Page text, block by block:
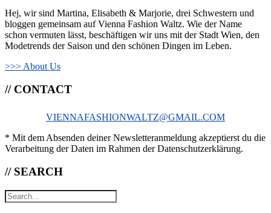
Hej, wir sind Martina, Elisabeth & Marjorie, drei Schwestern und
bloggen gemeinsam auf Vienna Fashion Waltz. Wie der Name
schon vermuten lässt, beschäftigen wir uns mit der Stadt Wien, den
Modetrends der Saison und den schönen Dingen im Leben.
>>> About Us
// CONTACT
VIENNAFASHIONWALTZ@GMAIL.COM
* Mit dem Absenden deiner Newsletteranmeldung akzeptierst du die
Verarbeitung der Daten im Rahmen der Datenschutzerklärung.
// SEARCH